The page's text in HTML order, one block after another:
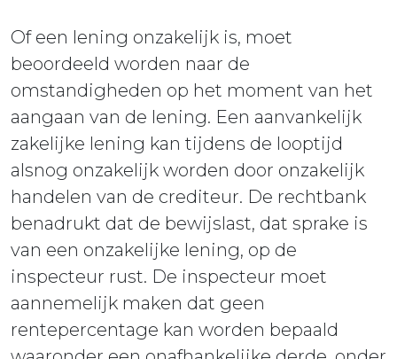
Of een lening onzakelijk is, moet
beoordeeld worden naar de
omstandigheden op het moment van het
aangaan van de lening. Een aanvankelijk
zakelijke lening kan tijdens de looptijd
alsnog onzakelijk worden door onzakelijk
handelen van de crediteur. De rechtbank
benadrukt dat de bewijslast, dat sprake is
van een onzakelijke lening, op de
inspecteur rust. De inspecteur moet
aannemelijk maken dat geen
rentepercentage kan worden bepaald